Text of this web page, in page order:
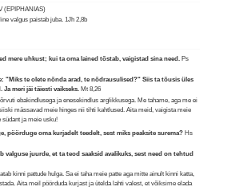
(EPIPHANIAS)
valgus paistab juba.1Jh 2,8b
mere uhkust; kui ta oma lained tõstab, vaigistad sina need. Ps
"Miks te olete nõnda arad, te nõdrausulised?" Siis ta tõusis üles
Ja meri jäi täiesti vaikseks. Mt 8,26
ebakindlusega ja enesekindlus arglikkusega. Me tahame, aga me ei
mässavad meie hinges nii tihti kahtlused. Aita meid, vaigista meie
südant ja meie usku!
pöörduge oma kurjadelt teedelt, sest miks peaksite surema? Hs
valguse juurde, et ta teod saaksid avalikuks, sest need on tehtud
kinni pattude hulga. Sa ei taha meie patte aga mitte ainult kinni katta,
Aita meil pöörduda kurjast ja ütelda lahti valest, et võiksime elada